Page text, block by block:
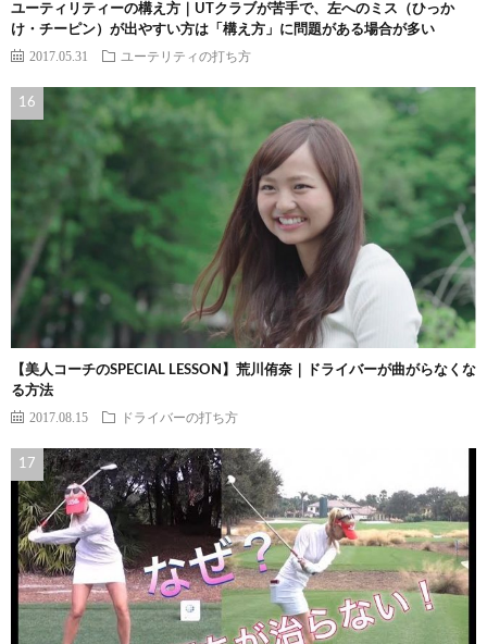
ユーティリティーの構え方｜UTクラブが苦手で、左へのミス（ひっか
け・チーピン）が出やすい方は「構え方」に問題がある場合が多い
2017.05.31 ユーテリティの打ち方
【美人コーチのSPECIAL LESSON】荒川侑奈｜ドライバーが曲がらなくな
る方法
2017.08.15 ドライバーの打ち方